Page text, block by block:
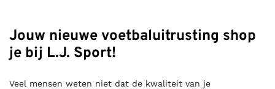
Jouw nieuwe voetbaluitrusting shop
je bij L.J. Sport!
Veel mensen weten niet dat de kwaliteit van je